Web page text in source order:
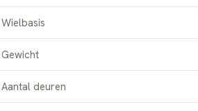
Wielbasis
Gewicht
Aantal deuren